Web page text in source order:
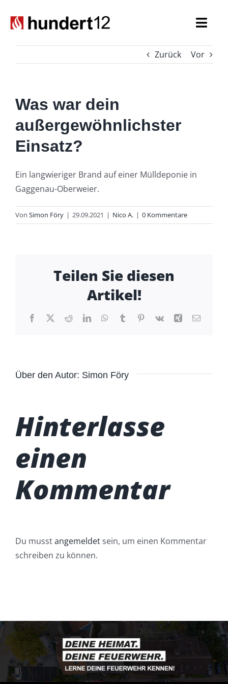
Inhalt
Spezialaufgaben
Seniorenabteilung
Nachwuchs
Zurück Vor
Was war dein
außergewöhnlichster
Einsatz?
Ein langwieriger Brand auf einer Mülldeponie in
Gaggenau-Oberweier.
Von Simon Föry | 29.09.2021 | Nico A. | 0 Kommentare
Teilen Sie diesen
Artikel!
Facebook
X RedditLinkedInWhatsApp
TumblrPinterest
Vk Xing E-
Über den Autor: Simon Föry
Hinterlasse
einen
Kommentar
Du musstangemeldetsein, um einen Kommentar
schreiben zu können.